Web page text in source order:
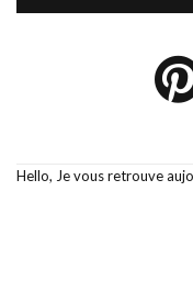
Hello, Je vous retrouve